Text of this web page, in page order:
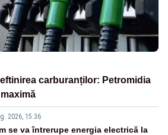
carburanților: Petromidia
2026, 15:36
se va întrerupe energia electrică la